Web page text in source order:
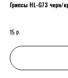
Грипсы HL-G73 черн/
15 р.